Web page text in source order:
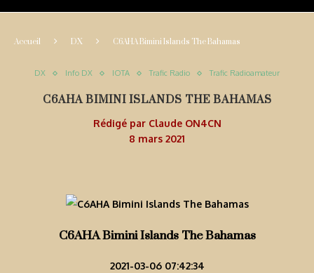
Accueil DX C6AHA Bimini Islands The Bahamas
DX Info DX IOTA Trafic Radio Trafic Radioamateur
C6AHA BIMINI ISLANDS THE BAHAMAS
Rédigé par Claude ON4CN
8 mars 2021
C6AHA Bimini Islands The Bahamas
2021-03-06 07:42:34